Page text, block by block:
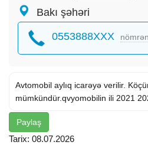
Bakı şəhəri
0553888XXX
Avtomobil aylıq icarəyə verilir.
mümkündür.qvyomobilin ili 2021
Paylaş
Tarix: 08.07.2026